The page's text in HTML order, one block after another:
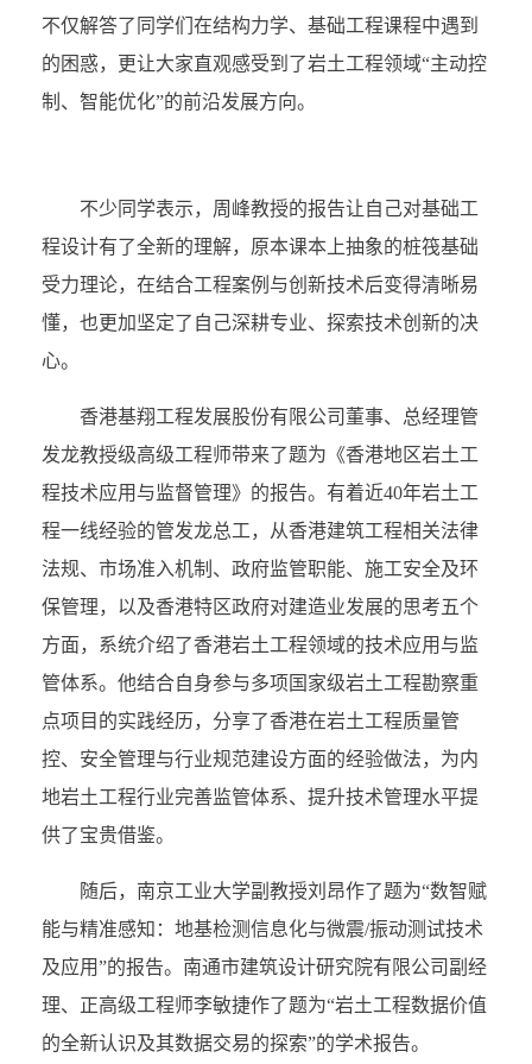
不仅解答了同学们在结构力学、基础工程课程中遇到
的困惑，更让大家直观感受到了岩土工程领域“主动控
制、智能优化”的前沿发展方向。
不少同学表示，周峰教授的报告让自己对基础工
程设计有了全新的理解，原本课本上抽象的桩筏基础
受力理论，在结合工程案例与创新技术后变得清晰易
懂，也更加坚定了自己深耕专业、探索技术创新的决
心。
香港基翔工程发展股份有限公司董事、总经理管
发龙教授级高级工程师带来了题为《香港地区岩土工
程技术应用与监督管理》的报告。有着近40年岩土工
程一线经验的管发龙总工，从香港建筑工程相关法律
法规、市场准入机制、政府监管职能、施工安全及环
保管理，以及香港特区政府对建造业发展的思考五个
方面，系统介绍了香港岩土工程领域的技术应用与监
管体系。他结合自身参与多项国家级岩土工程勘察重
点项目的实践经历，分享了香港在岩土工程质量管
控、安全管理与行业规范建设方面的经验做法，为内
地岩土工程行业完善监管体系、提升技术管理水平提
供了宝贵借鉴。
随后，南京工业大学副教授刘昂作了题为“数智赋
能与精准感知：地基检测信息化与微震/振动测试技术
及应用”的报告。南通市建筑设计研究院有限公司副经
理、正高级工程师李敏捷作了题为“岩土工程数据价值
的全新认识及其数据交易的探索”的学术报告。